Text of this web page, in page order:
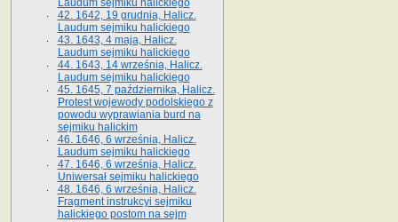
Laudum sejmiku halickiego
42. 1642, 19 grudnia, Halicz.
Laudum sejmiku halickiego
43. 1643, 4 maja, Halicz.
Laudum sejmiku halickiego
44. 1643, 14 września, Halicz.
Laudum sejmiku halickiego
45. 1645, 7 października, Halicz.
Protest wojewody podolskiego z
powodu wyprawiania burd na
sejmiku halickim
46. 1646, 6 września, Halicz.
Laudum sejmiku halickiego
47. 1646, 6 września, Halicz.
Uniwersał sejmiku halickiego
48. 1646, 6 września, Halicz.
Fragment instrukcyi sejmiku
halickiego postom na sejm